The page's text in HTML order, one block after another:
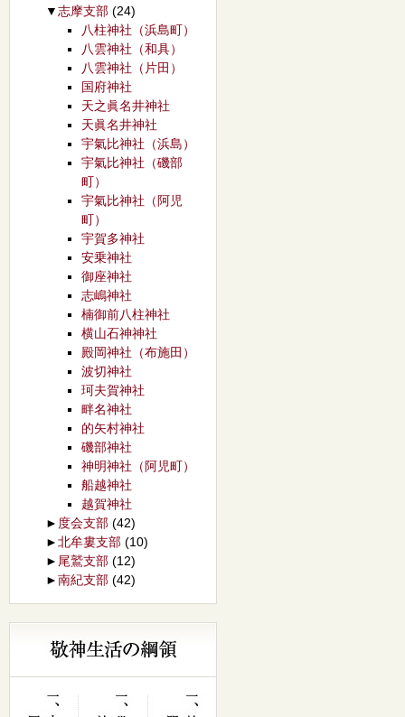
▼志摩支部 (24)
八柱神社（浜島町）
八雲神社（和具）
八雲神社（片田）
国府神社
天之眞名井神社
天眞名井神社
宇氣比神社（浜島）
宇氣比神社（磯部
町）
宇氣比神社（阿児
町）
宇賀多神社
安乗神社
御座神社
志嶋神社
楠御前八柱神社
横山石神神社
殿岡神社（布施田）
波切神社
珂夫賀神社
畔名神社
的矢村神社
磯部神社
神明神社（阿児町）
船越神社
越賀神社
► 度会支部 (42)
►北牟婁支部 (10)
► 尾鷲支部 (12)
►南紀支部 (42)